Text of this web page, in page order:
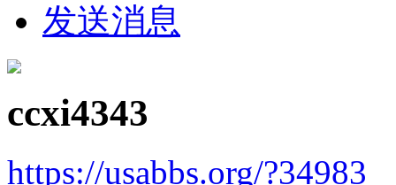
发送消息
ccxi4343
https://usabbs.org/?34983